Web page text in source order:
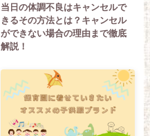
当日の体調不良はキャンセルで
きるその方法とは？キャンセル
ができない場合の理由まで徹底
解説！